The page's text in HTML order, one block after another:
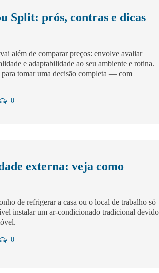
Split: prós, contras e dicas
além de comparar preços: envolve avaliar
e adaptabilidade ao seu ambiente e rotina.
tomar uma decisão completa — com
0
externa: veja como
de refrigerar a casa ou o local de trabalho só
instalar um ar-condicionado tradicional devido
0